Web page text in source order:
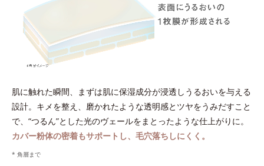
肌に触れた瞬間、まずは肌に保湿成分が浸透しうるおいを与える
設計。キメを整え、磨かれたような透明感とツヤをうみだすこと
で、“つるん”とした光のヴェールをまとったような仕上がりに。
カバー粉体の密着もサポートし、毛穴落ちしにくく。
* 角層まで